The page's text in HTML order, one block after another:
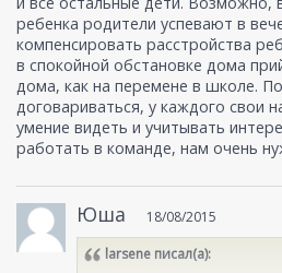
ребенка родители успевают в
компенсировать расстройства
в спокойной обстановке дома
дома, как на перемене в школе.
договариваться, у каждого свои
умение видеть и учитывать
работать в команде, нам очень
Юша
18/08/2015
larsene писал(а):